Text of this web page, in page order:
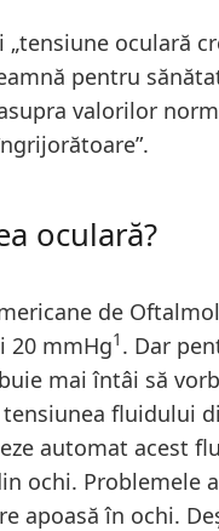
oculară
pentru
valorilor
oculară?
de
20 mmHg1 . Dar
mai întâi să
tensiunea fluidului
automat acest
ochi. Problemele
apoasă în ochi.